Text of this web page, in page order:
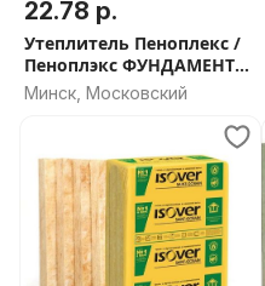
22.78 р.
Утеплитель Пеноплекс /
Пеноплэкс ФУНДАМЕНТ
100мм - СКИДКА ОТ
ОБЬЕМА
Минск, Московский